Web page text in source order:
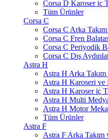
Corsa D Karoser iç
Tüm Ürünler
Corsa C
Corsa C Arka
Corsa C Fren
Corsa C Periyodik
Corsa C Dış
Astra H
Astra H Arka Takım
Astra H Karoseri ve
Astra H Karoser iç
Astra H Multi
Astra H Motor
Tüm Ürünler
Astra F
Astra F Arka Takım